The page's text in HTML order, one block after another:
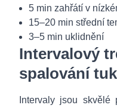
5 min zahřátí v
15–20 min střední
3–5 min uklidnění
Intervalový
spalování
Intervaly jsou